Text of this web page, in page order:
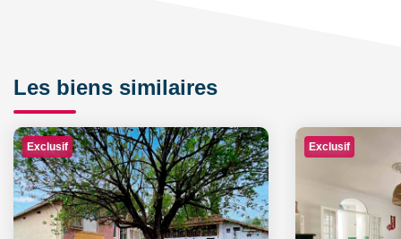
Les biens similaires
Exclusif Exclusif